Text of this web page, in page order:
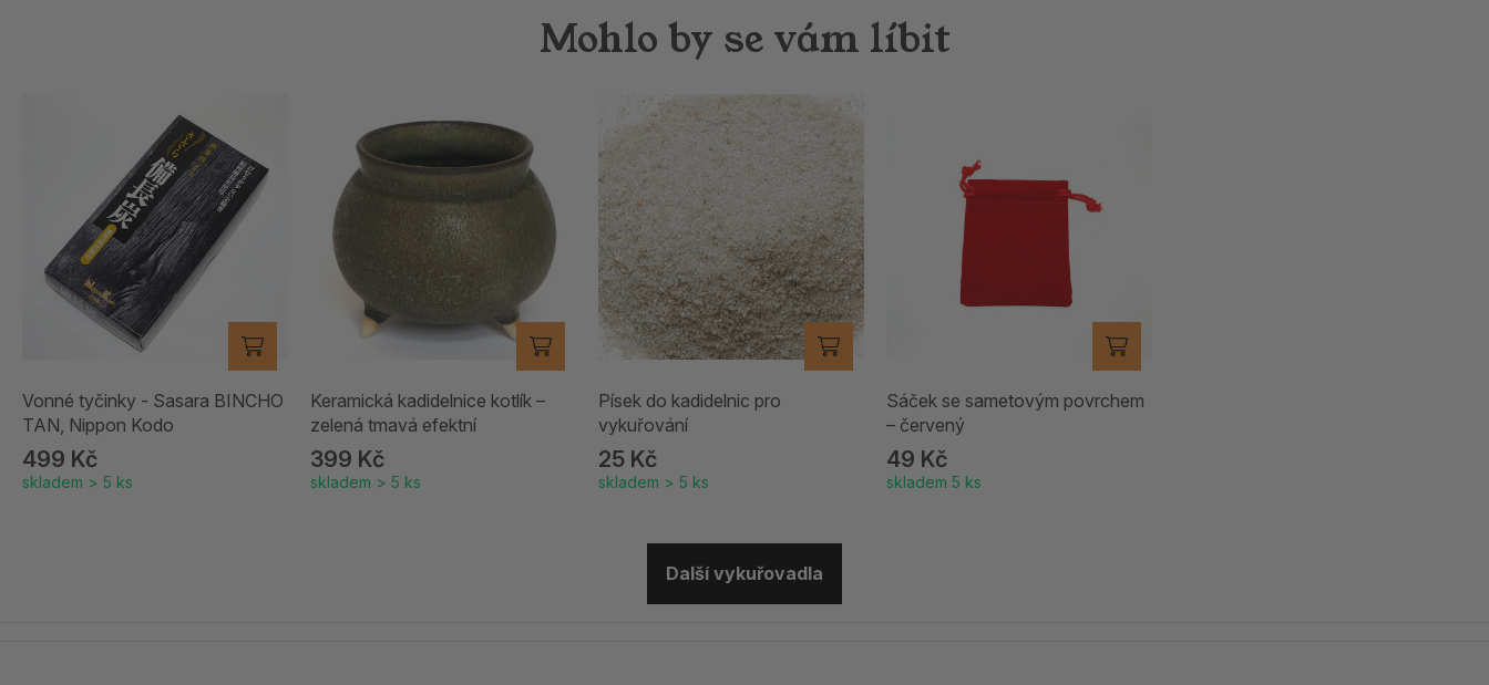
Mohlo by se vám líbit
Vonné tyčinky - Sasara BINCHO
TAN, Nippon Kodo
499 Kč
skladem > 5 ks
Keramická kadidelnice kotlík –
zelená tmavá efektní
399 Kč
skladem > 5 ks
Písek do kadidelnic pro
vykuřování
25 Kč
skladem > 5 ks
Sáček se sametovým povrchem
– červený
49 Kč
skladem 5 ks
Další vykuřovadla